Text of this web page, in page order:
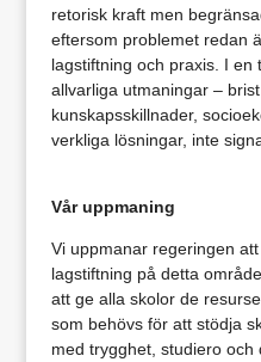
retorisk kraft men
eftersom problemet redan
lagstiftning och praxis. I en
allvarliga utmaningar –
kunskapsskillnader,
verkliga lösningar, inte
Vår uppmaning
Vi uppmanar regeringen
lagstiftning på detta
att ge alla skolor de
som behövs för att stödja
med trygghet, studiero och